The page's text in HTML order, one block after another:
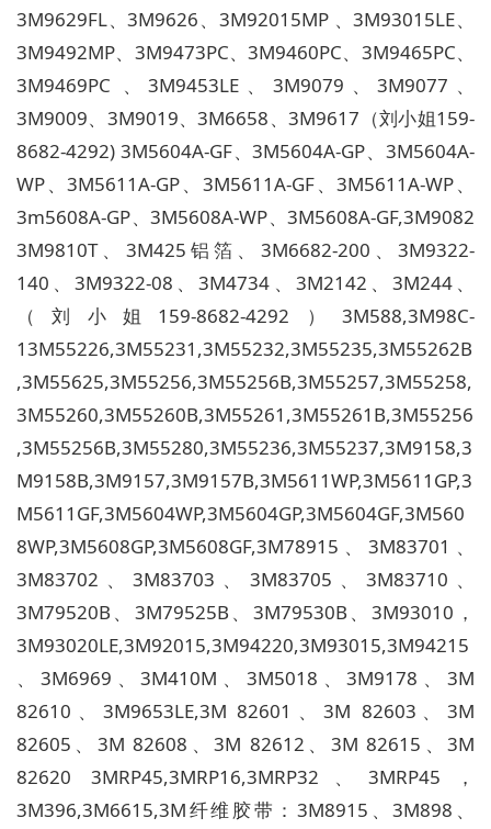
3M9629FL、3M9626、3M92015MP 、3M93015LE、
3M9492MP、3M9473PC、3M9460PC、3M9465PC、
3M9469PC 、3M9453LE、3M9079、3M9077、
3M9009、3M9019、3M6658、3M9617（刘小姐159-
8682-4292) 3M5604A-GF、3M5604A-GP、3M5604A-
WP、3M5611A-GP、3M5611A-GF、3M5611A-WP、
3m5608A-GP、3M5608A-WP、3M5608A-GF,3M9082
3M9810T、3M425铝箔、3M6682-200、3M9322-
140、3M9322-08、3M4734、3M2142、3M244、
（刘小姐159-8682-4292）3M588,3M98C-
13M55226,3M55231,3M55232,3M55235,3M55262B
,3M55625,3M55256,3M55256B,3M55257,3M55258,
3M55260,3M55260B,3M55261,3M55261B,3M55256
,3M55256B,3M55280,3M55236,3M55237,3M9158,3
M9158B,3M9157,3M9157B,3M5611WP,3M5611GP,3
M5611GF,3M5604WP,3M5604GP,3M5604GF,3M560
8WP,3M5608GP,3M5608GF,3M78915 、3M83701、
3M83702、3M83703、3M83705、3M83710、
3M79520B、3M79525B、3M79530B、3M93010，
3M93020LE,3M92015,3M94220,3M93015,3M94215
、3M6969、3M410M、3M5018、3M9178、3M
82610、3M9653LE,3M 82601、3M 82603、3M
82605、3M 82608、3M 82612、3M 82615、3M
82620 3MRP45,3MRP16,3MRP32、3MRP45，
3M396,3M6615,3M纤维胶带：3M8915、3M898、